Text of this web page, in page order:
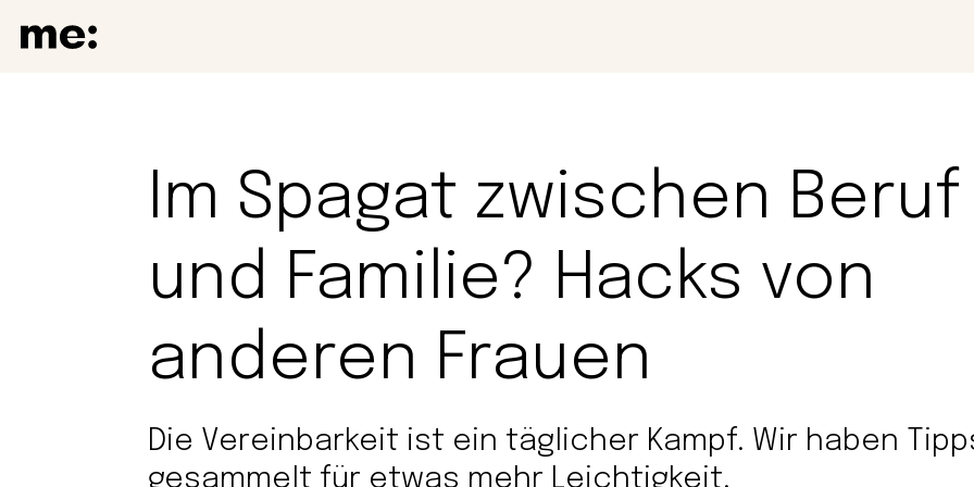
Im Spagat zwischen Beruf
und Familie? Hacks von
anderen Frauen
Die Vereinbarkeit ist ein täglicher Kampf. Wir haben
gesammelt für etwas mehr Leichtigkeit.